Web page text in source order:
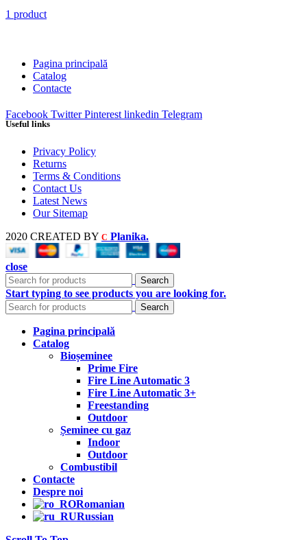
1 product
Pagina principală
Catalog
Contacte
Facebook Twitter Pinterest linkedin Telegram
Useful links
Privacy Policy
Returns
Terms & Conditions
Contact Us
Latest News
Our Sitemap
2020 CREATED BY C Planika.
close
Search
Start typing to see products you are looking for.
Search
Pagina principală
Catalog
Bioșeminee
Prime Fire
Fire Line Automatic 3
Fire Line Automatic 3+
Freestanding
Outdoor
Șeminee cu gaz
Indoor
Outdoor
Combustibil
Contacte
Despre noi
Romanian
Russian